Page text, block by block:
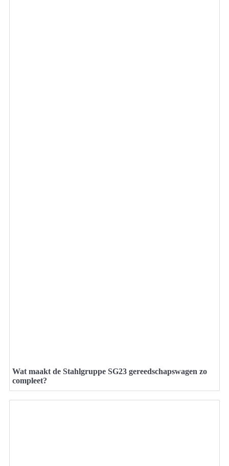
Wat maakt de Stahlgruppe SG23 gereedschapswagen zo
compleet?